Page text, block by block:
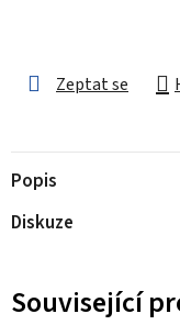
Zeptat se
Popis
Diskuze
Související